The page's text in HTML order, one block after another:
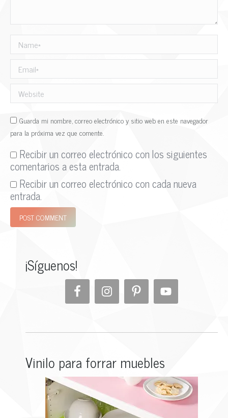
Name *
Email *
Website
Guarda mi nombre, correo electrónico y sitio web en este navegador
para la próxima vez que comente.
Recibir un correo electrónico con los siguientes
comentarios a esta entrada.
Recibir un correo electrónico con cada nueva
entrada.
POST COMMENT
¡Síguenos!
Vinilo para forrar muebles